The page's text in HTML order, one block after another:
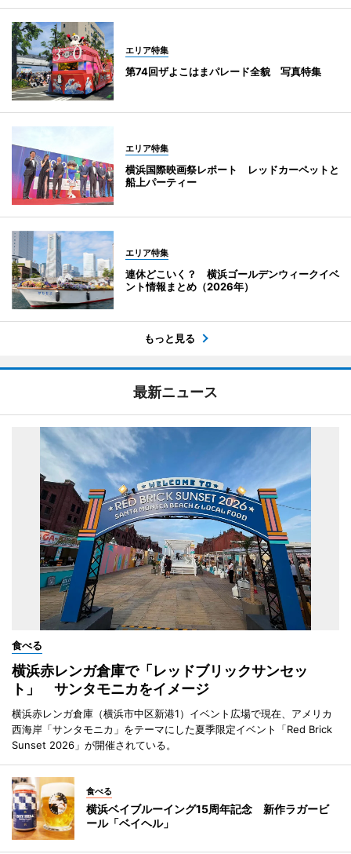
エリア特集
第74回ザよこはまパレード全貌 写真特集
エリア特集
横浜国際映画祭レポート レッドカーペットと
船上パーティー
エリア特集
連休どこいく？ 横浜ゴールデンウィークイベ
ント情報まとめ（2026年）
もっと見る
最新ニュース
食べる
横浜赤レンガ倉庫で「レッドブリックサンセッ
ト」 サンタモニカをイメージ
横浜赤レンガ倉庫（横浜市中区新港1）イベント広場で現在、アメリカ
西海岸「サンタモニカ」をテーマにした夏季限定イベント「Red Brick
Sunset 2026」が開催されている。
食べる
横浜ベイブルーイング15周年記念 新作ラガービ
ール「ベイヘル」